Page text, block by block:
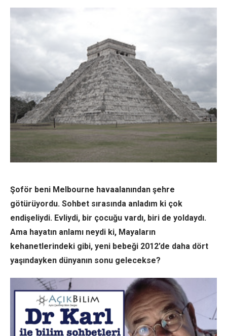
Şoför beni Melbourne havaalanından şehre
götürüyordu. Sohbet sırasında anladım ki çok
endişeliydi. Evliydi, bir çocuğu vardı, biri de yoldaydı.
Ama hayatın anlamı neydi ki, Mayaların
kehanetlerindeki gibi, yeni bebeği 2012’de daha dört
yaşındayken dünyanın sonu gelecekse?